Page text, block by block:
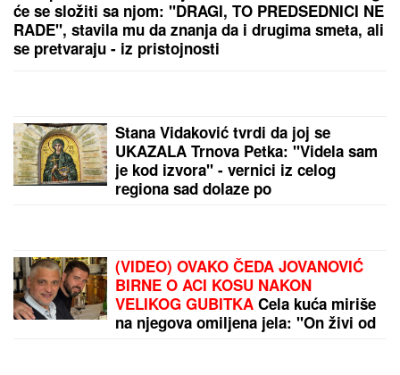
će se složiti sa njom: "DRAGI, TO PREDSEDNICI NE
RADE", stavila mu da znanja da i drugima smeta, ali
se pretvaraju - iz pristojnosti
Stana Vidaković tvrdi da joj se
UKAZALA Trnova Petka: "Videla sam
je kod izvora" - vernici iz celog
regiona sad dolaze po
(VIDEO) OVAKO ČEDA JOVANOVIĆ
BIRNE O ACI KOSU NAKON
VELIKOG GUBITKA Cela kuća miriše
na njegova omiljena jela: "On živi od